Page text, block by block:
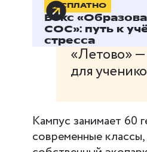
БЕСПЛАТНО
Бокс
СОС»: путь к
стресса
Школа-
«Летово»
для
Кампус занимает 60
современные